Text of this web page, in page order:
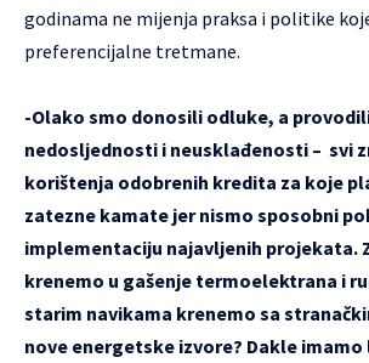
godinama ne mijenja praksa i politike
preferencijalne tretmane.
-Olako smo donosili odluke, a
nedosljednosti i neusklađenosti – svi
korištenja odobrenih kredita za koje
zatezne kamate jer nismo sposobni
implementaciju najavljenih projekata.
krenemo u gašenje termoelektrana i
starim navikama krenemo sa
nove energetske izvore? Dakle imamo